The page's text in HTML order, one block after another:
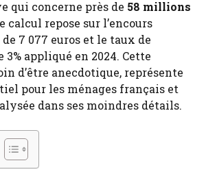
qui concerne près de 58 millions
calcul repose sur l’encours
7 077 euros et le taux de
appliqué en 2024. Cette
d’être anecdotique, représente
pour les ménages français et
dans ses moindres détails.